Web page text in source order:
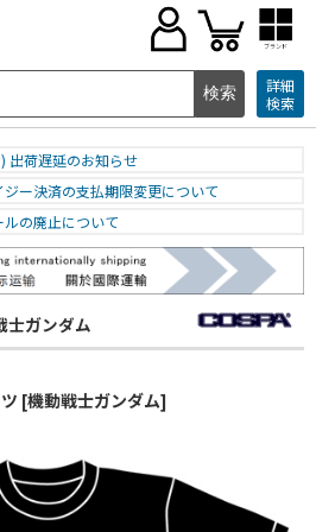
ブランド
詳細
検索
出荷遅延のお知らせ
ー決済の支払期限変更について
ルの廃止について
士ガンダム
[機動戦士ガンダム]